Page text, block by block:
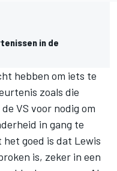
in de
hebben om iets te
zoals die
VS voor nodig om
in gang te
goed is dat Lewis
is, zeker in een